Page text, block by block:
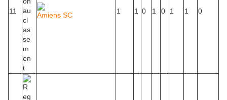
11 Amiens SC 1 1 0 1 0 1 1 0